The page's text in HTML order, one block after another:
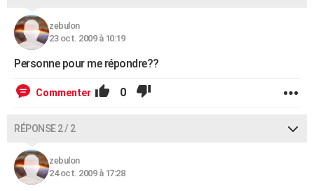
zebulon
23 oct. 2009 à 10:19
Personne pour me répondre??
Commenter 0
RÉPONSE 2 / 2
zebulon
24 oct. 2009 à 17:28